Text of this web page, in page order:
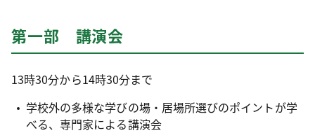
第一部 講演会
13時30分から14時30分まで
学校外の多様な学びの場・居場所選びのポイントが学
べる、専門家による講演会